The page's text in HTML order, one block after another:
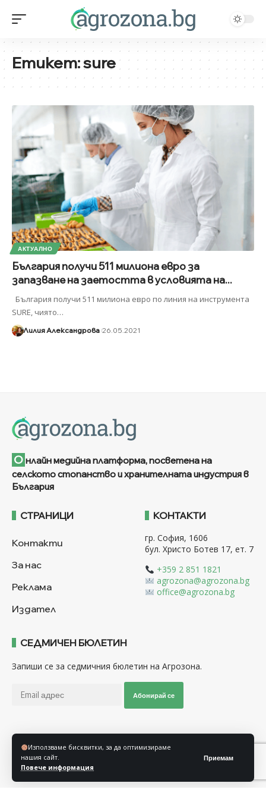
Използваме бисквитки, за да оптимизираме
нашия сайт.
Повече информация
Приемам
Етикет:sure
АКТУАЛНО
България получи 511 милиона евро за
запазване на заетостта в условията на...
България получи 511 милиона евро по линия на инструментa
SURE, чиято…
Лилия Александрова 26.05.2021
О нлайн медийна платформа, посветена на
селското стопанство и хранителната индустрия в
България
СТРАНИЦИ
Контакти
За нас
Реклама
Издател
КОНТАКТИ
гр. София, 1606
бул. Христо Ботев 17, ет. 7
+359 2 851 1821
agrozona@agrozona.bg
office@agrozona.bg
СЕДМИЧЕН БЮЛЕТИН
Запиши се за седмичния бюлетин на Агрозона.
Абонирай се
Последвайте ни